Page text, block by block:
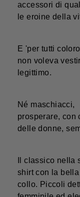
accessori di
le eroine della
E 'per tutti
non voleva
legittimo.
Né maschiacci,
prosperare, con
delle donne,
Il classico
shirt con la
collo. Piccoli